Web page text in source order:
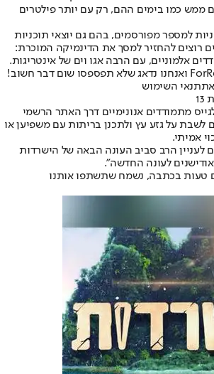
ממש כמו בימים ההם, רק עם יותר פילטרים
למספר מפורסמים, בהם גם יוצאי תוכניות
רוצים להחזיר למסך את הדינמיקה המוכרת:
אלמוניים, עם הרבה אגו וים של אינטריגות.
תנאי השימוש
מתמודדים אנונימיים דרך האתר הרשמי
על גזע עץ ולתכנן בריתות עם משפיען או
אמיתי.
לעניין הרב סביב העונה הבאה של הישרדות
לעונה החדשה”.
טעות בכתבה, נשמח שתשתפו אותנו